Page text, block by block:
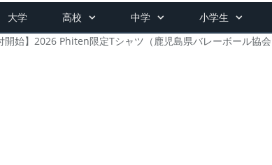
大学 高校 中学 小学生
開始】2026 Phiten限定Tシャツ（鹿児島県バレーボール協